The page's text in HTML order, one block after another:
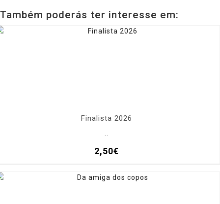
Também poderás ter interesse em:
Finalista 2026
2,50€